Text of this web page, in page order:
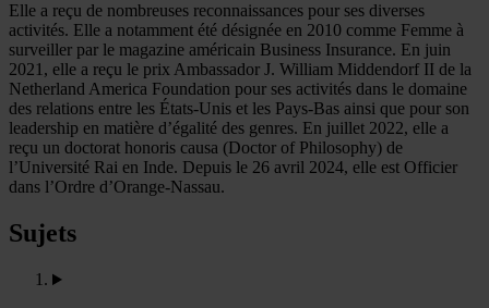
Elle a reçu de nombreuses reconnaissances pour ses diverses
activités. Elle a notamment été désignée en 2010 comme Femme à
surveiller par le magazine américain Business Insurance. En juin
2021, elle a reçu le prix Ambassador J. William Middendorf II de la
Netherland America Foundation pour ses activités dans le domaine
des relations entre les États-Unis et les Pays-Bas ainsi que pour son
leadership en matière d’égalité des genres. En juillet 2022, elle a
reçu un doctorat honoris causa (Doctor of Philosophy) de
l’Université Rai en Inde. Depuis le 26 avril 2024, elle est Officier
dans l’Ordre d’Orange-Nassau.
Sujets